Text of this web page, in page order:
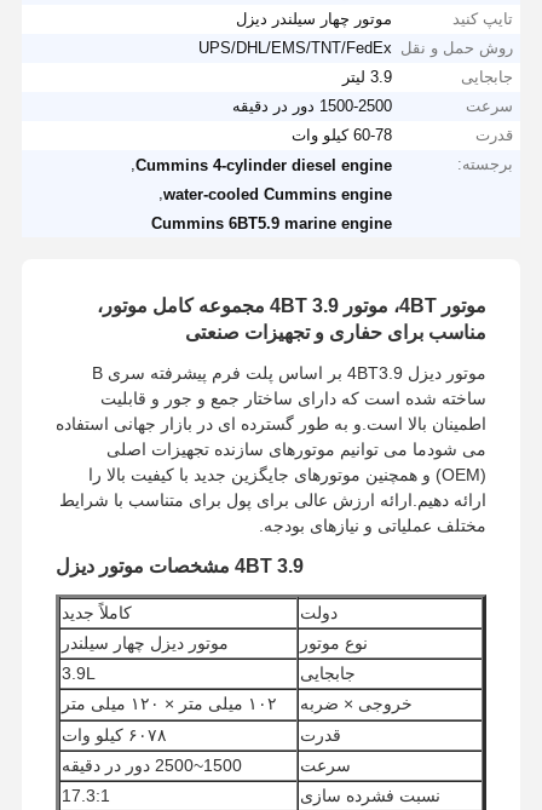
تایپ کنید
موتور چهار سیلندر دیزل
روش حمل و نقل UPS/DHL/EMS/TNT/FedEx
جابجایی
3.9 لیتر
سرعت
1500-2500 دور در دقیقه
قدرت
60-78 کیلو وات
برجسته:
Cummins 4-cylinder diesel engine
water-cooled Cummins engine
Cummins 6BT5.9 marine engine
موتور 4BT، موتور 4BT 3.9 مجموعه کامل موتور،
مناسب برای حفاری و تجهیزات صنعتی
موتور دیزل 4BT3.9 بر اساس پلت فرم پیشرفته سری B
ساخته شده است که دارای ساختار جمع و جور و قابلیت
اطمینان بالا است.و به طور گسترده ای در بازار جهانی استفاده
می شودما می توانیم موتورهای سازنده تجهیزات اصلی
(OEM) و همچنین موتورهای جایگزین جدید با کیفیت بالا را
ارائه دهیم.ارائه ارزش عالی برای پول برای متناسب با شرایط
مختلف عملیاتی و نیازهای بودجه.
4BT 3.9 مشخصات موتور دیزل
دولت
کاملاً جديد
نوع موتور
موتور دیزل چهار سیلندر
جابجایی
3.9L
خروجی × ضربه
۱۰۲ میلی متر × ۱۲۰ میلی متر
قدرت
۶۰۷۸ کیلو وات
سرعت
1500~2500 دور در دقیقه
نسبت فشرده سازی
17.3:1